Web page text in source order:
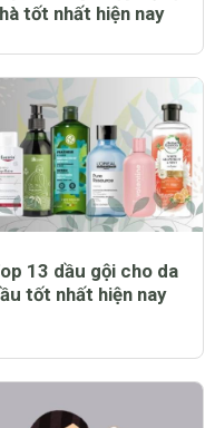
tốt nhất hiện nay
13 dầu gội cho da
tốt nhất hiện nay